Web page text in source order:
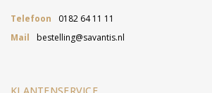
Telefoon
0182 64 11 11
Mail
bestelling@savantis.nl
KLANTENSERVICE